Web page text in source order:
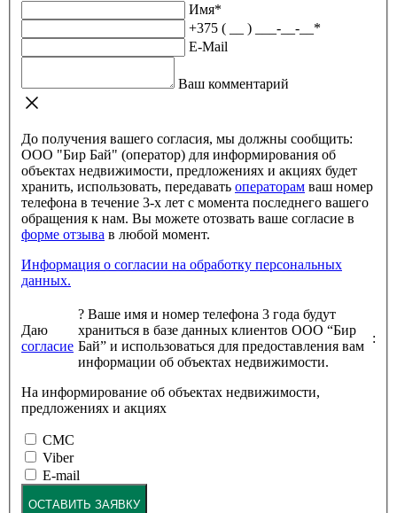
Имя*
+375 ( __ ) ___-__-__ *
E-Mail
Ваш комментарий
До получения вашего согласия, мы должны сообщить:
ООО "Бир Бай" (оператор) для информирования об
объектах недвижимости, предложениях и акциях будет
хранить, использовать, передавать операторам
телефона в течение 3-х лет с момента последнего вашего
обращения к нам. Вы можете отозвать ваше согласие в
форме отзыва
в любой момент.
Информация о согласии на обработку персональных
данных.
Даю
согласие
? Ваше имя и номер телефона 3 года будут
храниться в базе данных клиентов ООО “Бир
Бай” и использоваться для предоставления вам
информации об объектах недвижимости.
:
На информирование об объектах недвижимости,
предложениях и акциях
СМС
Viber
E-mail
ОСТАВИТЬ ЗАЯВКУ